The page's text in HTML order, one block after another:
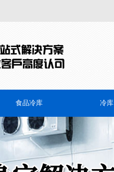
食品冷库 冷